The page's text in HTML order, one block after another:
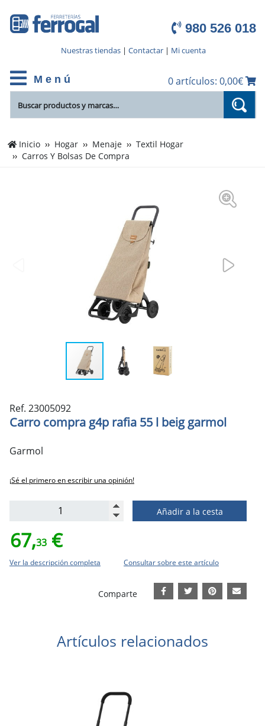
980 526 018
Nuestras tiendas| Contactar| Mi cuenta
M e n ú 0 artículos: 0,00€
Inicio Hogar Menaje
Textil Hogar
Carros Y Bolsas De Compra
Ref. 23005092
Carro compra g4p rafia 55 l beig garmol
Garmol
¡Sé el primero en escribir una opinión!
Añadir a la cesta
67,33 €
Ver la descripción completa Consultar sobre este artículo
Comparte
Artículos relacionados